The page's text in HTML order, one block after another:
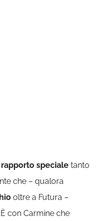
rapporto speciale tanto
che – qualora
oltre a Futura –
con Carmine che